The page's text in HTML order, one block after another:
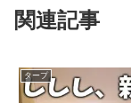
関連記事
タープ